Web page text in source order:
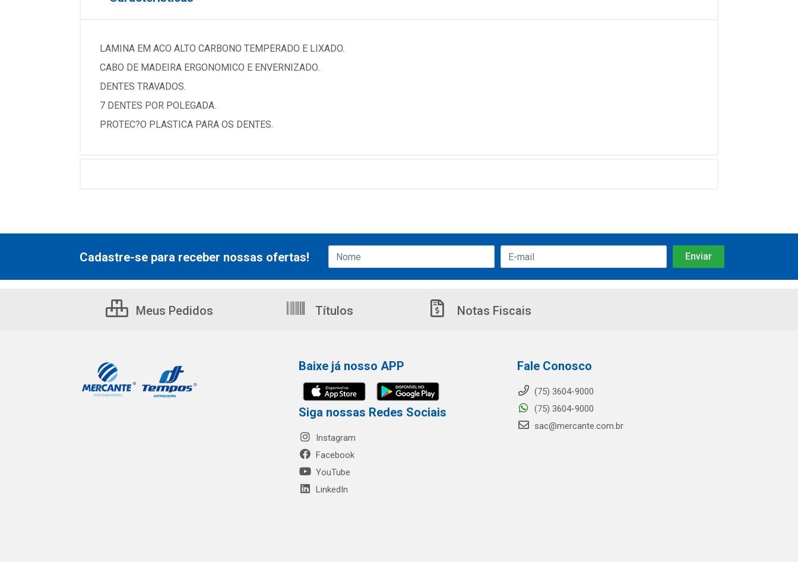
LAMINA EM ACO ALTO CARBONO TEMPERADO E LIXADO.
CABO DE MADEIRA ERGONOMICO E ENVERNIZADO.
DENTES TRAVADOS.
7 DENTES POR POLEGADA.
PROTEC?O PLASTICA PARA OS DENTES.
Cadastre-se para receber nossas ofertas!
Meus Pedidos Títulos Notas Fiscais
Baixe já nosso APP
Siga nossas Redes Sociais
Instagram
Facebook
YouTube
LinkedIn
Fale Conosco
(75) 3604-9000
(75) 3604-9000
sac@mercante.com.br